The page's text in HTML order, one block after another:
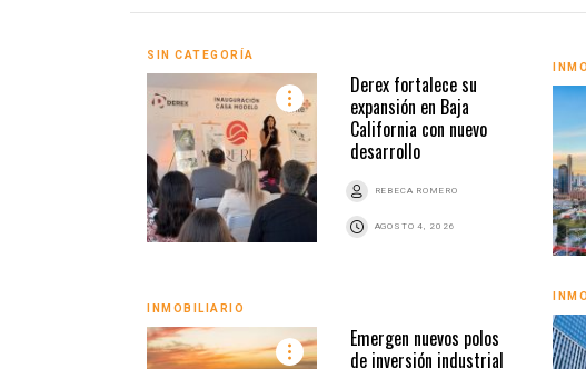
SIN CATEGORÍA
Derex fortalece su
expansión en Baja
California con nuevo
desarrollo
REBECA ROMERO
AGOSTO 4, 2026
INMOBILIARIO
Emergen nuevos polos
de inversión industrial